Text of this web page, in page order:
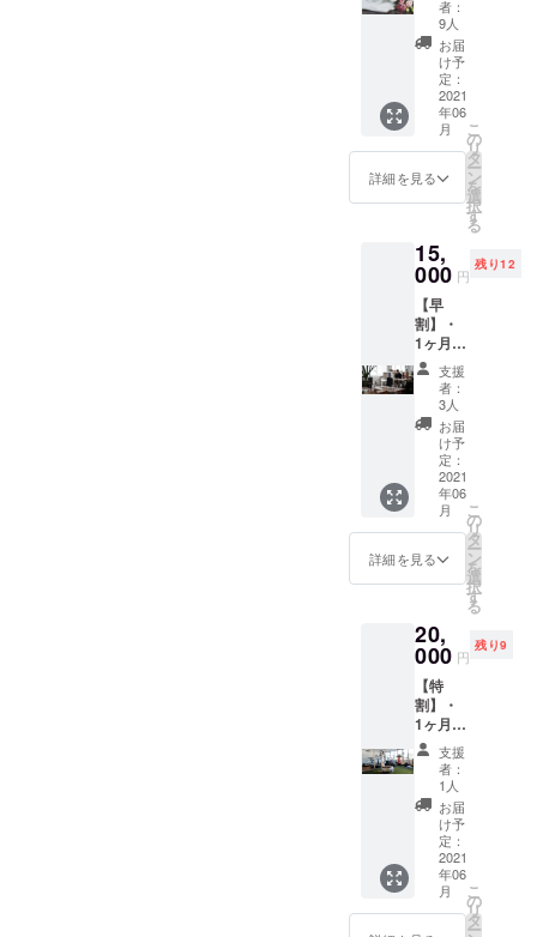
ス、そして
行政や政治
様々な業種
の「業務効
SNS発信ま
す。
ターン
を選択
してい
ただい
た方の
みの受
け入れ
です。
利用さ
約が必
要とな
す。 ※
オリジ
ナルT
シャツ
はサイ
ズが
(S,M,L)
よりお
選びい
ただけ
ます。
を贈る
プラン
・あり
がとう
メール
をお届
けいた
しま
す。 ※
お花に
け、そ
ちらに
お名前
や会社
名、団
体名な
どを記
載いた
します
※お花と
広告欄
はどち
らも当
方にて
準備い
たしま
す。 ※
称は、
必ず支
済ペー
ジの
「備考
欄」に
記載し
てくだ
さい ※
広告へ
の表記
が不要
な場合
は、
「備考
者：
9人
お届
け予
定：
2021
年06
月
詳細を見る
こ
の
リ
タ
ー
ン
を
選
択
す
る
15,
000 円
残り12
【早
割】・
1ヶ月会
員権(6
月1日
(火)から
利用可
能) ・あ
りがと
うメー
ルをお
届けい
たしま
す。 ・
レセプ
ティー
へご招
待（6月
頃開催
予定）
※通常は
1ヶ月
¥20,000
です
が、特
別価格
でのご
提供で
す。
※2ヶ月
目以降
支援
者：
3人
お届
け予
定：
2021
年06
月
詳細を見る
こ
の
リ
タ
ー
ン
を
選
択
す
る
20,
000 円
残り9
【特
割】・
1ヶ月会
員権(6
月1日
(火)から
利用可
能)＋
「HAYA
-ASHI」
1ヶ月間
スタン
ダード
支援
者：
1人
お届
け予
定：
2021
年06
月
こ
の
リ
タ
ー